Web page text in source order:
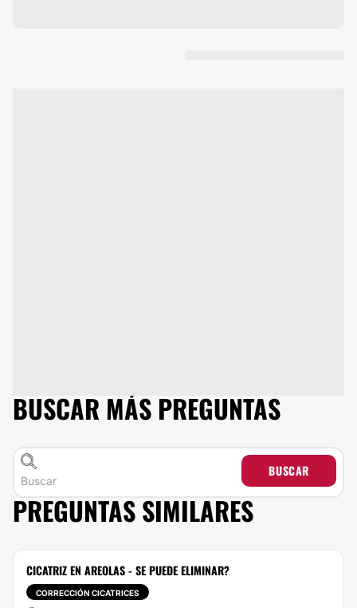
BUSCAR MÁS PREGUNTAS
BUSCAR
PREGUNTAS SIMILARES
CICATRIZ EN AREOLAS - SE PUEDE ELIMINAR?
CORRECCIÓN CICATRICES